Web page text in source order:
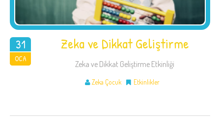
31
OCA
2018
Zeka ve Dikkat Geliştirme
Zeka ve Dikkat Geliştirme Etkinliği
Zeka Çocuk Etkinlikler